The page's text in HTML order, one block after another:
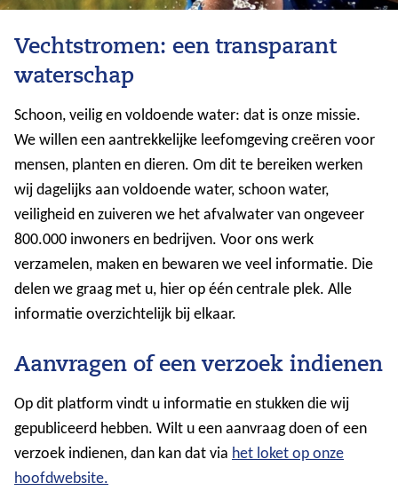
Vechtstromen: een transparant
waterschap
Schoon, veilig en voldoende water: dat is onze missie.
We willen een aantrekkelijke leefomgeving creëren voor
mensen, planten en dieren. Om dit te bereiken werken
wij dagelijks aan voldoende water, schoon water,
veiligheid en zuiveren we het afvalwater van ongeveer
800.000 inwoners en bedrijven. Voor ons werk
verzamelen, maken en bewaren we veel informatie. Die
delen we graag met u, hier op één centrale plek. Alle
informatie overzichtelijk bij elkaar.
Aanvragen of een verzoek indienen
Op dit platform vindt u informatie en stukken die wij
gepubliceerd hebben. Wilt u een aanvraag doen of een
verzoek indienen, dan kan dat via het loket op onze
hoofdwebsite.